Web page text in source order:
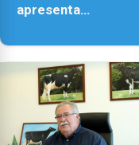
apresenta
Paisagem’